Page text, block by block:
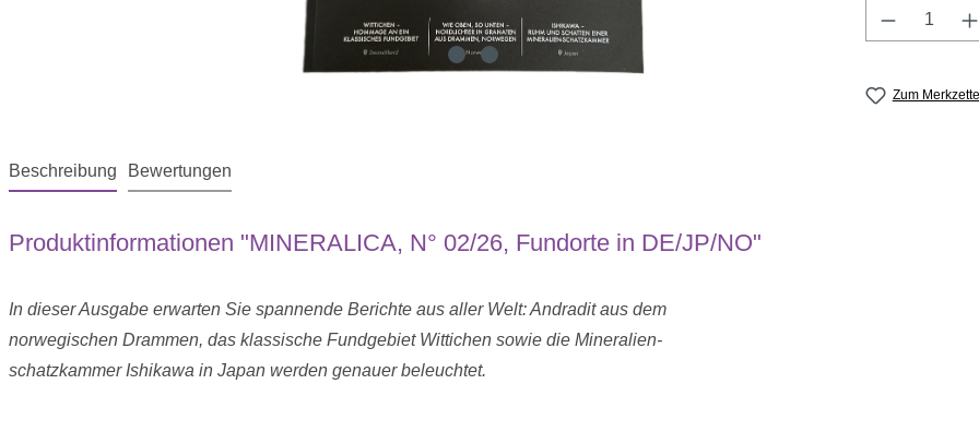
Produkt
Zum
Beschreibung Bewertungen
Produktinformationen "MINERALICA, N° 02/26, Fundorte in DE/JP/NO"
In dieser Ausgabe erwarten Sie spannende Berichte aus aller Welt: Andradit aus dem
norwegischen Drammen, das klassische Fundgebiet Wittichen sowie die Mineralien-
schatzkammer Ishikawa in Japan